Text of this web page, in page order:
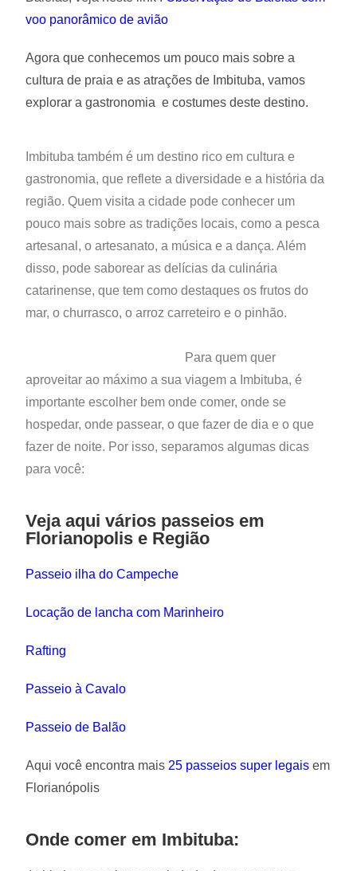
voo panorâmico de avião
Agora que conhecemos um pouco mais sobre a
cultura de praia e as atrações de Imbituba, vamos
explorar a gastronomia e costumes deste destino.
Imbituba também é um destino rico em cultura e
gastronomia, que reflete a diversidade e a história da
região. Quem visita a cidade pode conhecer um
pouco mais sobre as tradições locais, como a pesca
artesanal, o artesanato, a música e a dança. Além
disso, pode saborear as delícias da culinária
catarinense, que tem como destaques os frutos do
mar, o churrasco, o arroz carreteiro e o pinhão.
Para quem quer
aproveitar ao máximo a sua viagem a Imbituba, é
importante escolher bem onde comer, onde se
hospedar, onde passear, o que fazer de dia e o que
fazer de noite. Por isso, separamos algumas dicas
para você:
Veja aqui vários passeios em
Florianopolis e Região
Passeio ilha do Campeche
Locação de lancha com Marinheiro
Rafting
Passeio à Cavalo
Passeio de Balão
Aqui você encontra mais 25 passeios super legais em
Florianópolis
Onde comer em Imbituba: